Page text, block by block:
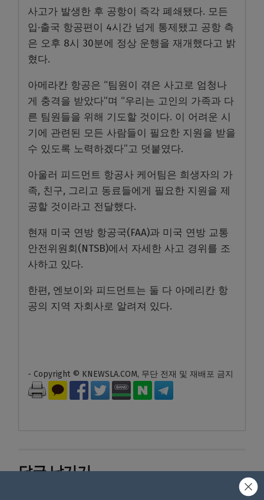
사고가 발생한 후 공항이 즉각 폐쇄됐다. 모든
입·출국 항공편이 4시간 넘게 통제됐고 공항 측
은 오후 8시 30분에 정상 운행을 재개했다고 밝
혔다.
아메라칸 항공은 “팀원이 겪은 사고로 엄청나
게 충격을 받았다”며 “우리는 고인의 가족과 다
른 팀원들을 위해 기도할 것이다. 이 어려운 시
기에 관련된 모든 사람들이 필요한 지원을 받을
수 있도록 노력하겠다”고 덧붙였다.
아울러 피드먼트 항공사 케어팀은 희생자의 가
족, 친구, 그리고 동료들에게 필요한 지원을 제
공할 것이라고 전달했다.
현재 미국 연방 항공국(FAA)과 미국 연방 교통
안전위원회(NTSB)에서 자세한 사고 경위를 조
사하고 있다.
한편, 엔보이와 피드먼트는 둘 다 아메리칸 항
공의 지역 자회사로 알려져 있다.
- Copyright © KNEWSLA.COM, 무단 전재 및 재배포 금지
답글 남기기
로 표시됩니